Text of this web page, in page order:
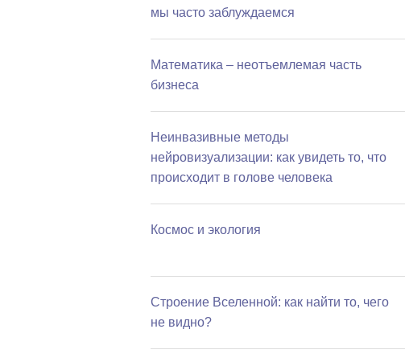
мы часто заблуждаемся
Математика – неотъемлемая часть
бизнеса
Неинвазивные методы
нейровизуализации: как увидеть то, что
происходит в голове человека
Космос и экология
Строение Вселенной: как найти то, чего
не видно?